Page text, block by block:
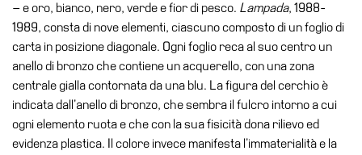
Ricerca
Storia
Sedi
Tutte
– e oro, bianco, nero, verde e fior di pesco. Lampada, 1988-
1989, consta di nove elementi, ciascuno composto di un foglio di
carta in posizione diagonale. Ogni foglio reca al suo centro un
anello di bronzo che contiene un acquerello, con una zona
centrale gialla contornata da una blu. La figura del cerchio è
indicata dall’anello di bronzo, che sembra il fulcro intorno a cui
ogni elemento ruota e che con la sua fisicità dona rilievo ed
evidenza plastica. Il colore invece manifesta l’immaterialità e la